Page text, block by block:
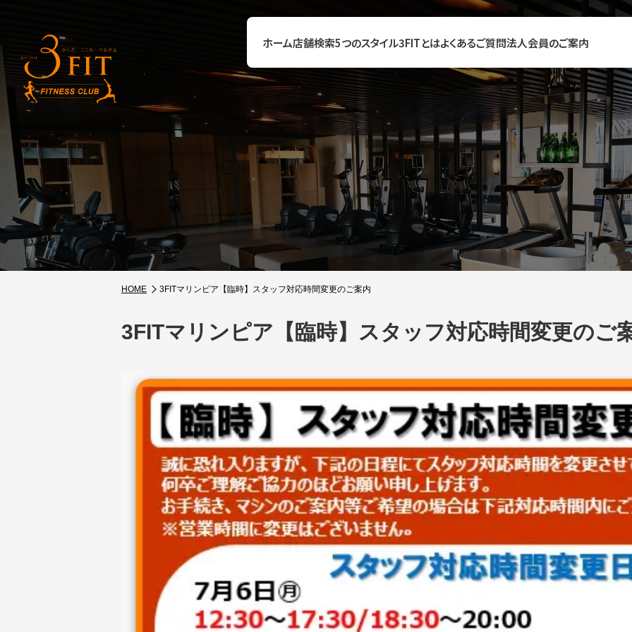
ホーム店舗検索5つのスタイル3FITとはよくあるご質問法人会員のご案内
HOME 3FITマリンピア【臨時】スタッフ対応時間変更のご案内
3FITマリンピア【臨時】スタッフ対応時間変更のご